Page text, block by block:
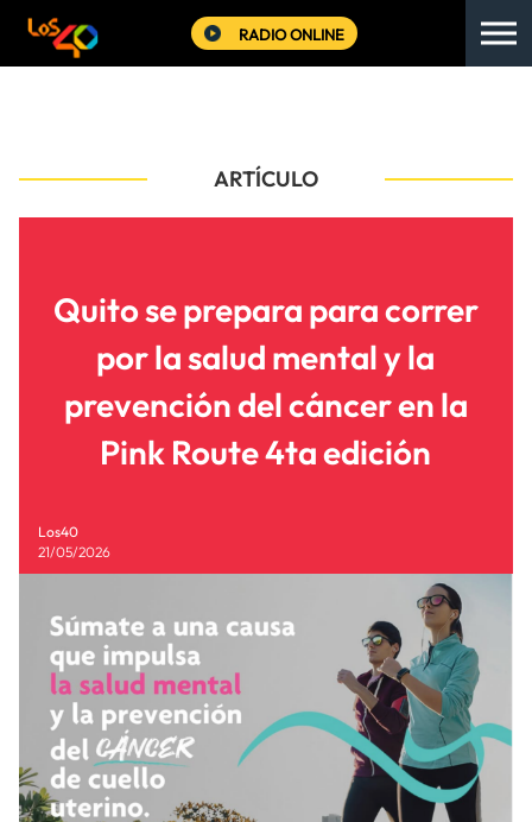
RADIO ONLINE
ARTÍCULO
Quito se prepara para correr
por la salud mental y la
prevención del cáncer en la
Pink Route 4ta edición
Los40
21/05/2026